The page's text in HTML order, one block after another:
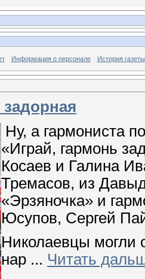
Информация о персонале История газеты
Ну, а гармониста
«Играй, гармонь
Косаев и Галина
Тремасов, из
«Эрзяночка» и
Юсупов, Сергей
Николаевцы могли
нар ... Читать